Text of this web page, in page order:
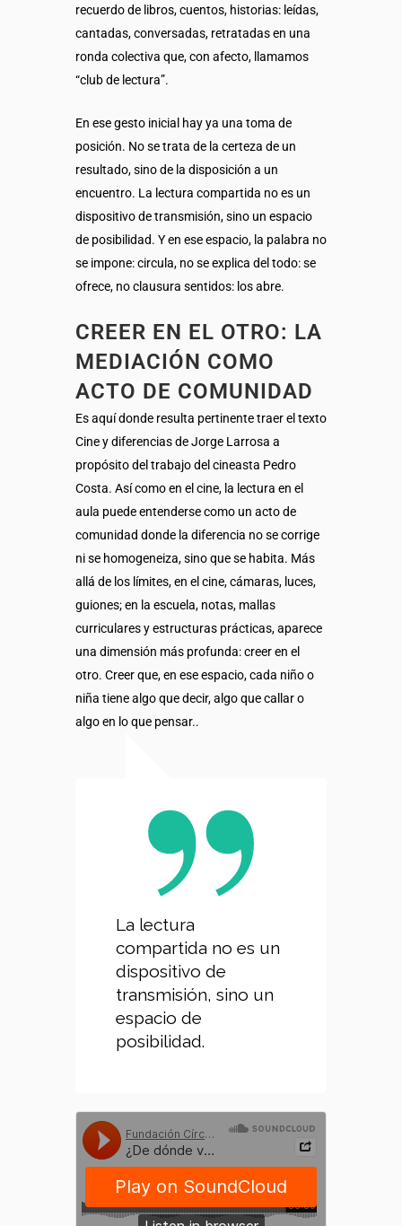
recuerdo de libros, cuentos, historias: leídas,
cantadas, conversadas, retratadas en una
ronda colectiva que, con afecto, llamamos
“club de lectura”.
En ese gesto inicial hay ya una toma de
posición. No se trata de la certeza de un
resultado, sino de la disposición a un
encuentro. La lectura compartida no es un
dispositivo de transmisión, sino un espacio
de posibilidad. Y en ese espacio, la palabra no
se impone: circula, no se explica del todo: se
ofrece, no clausura sentidos: los abre.
CREER EN EL OTRO: LA
MEDIACIÓN COMO
ACTO DE COMUNIDAD
Es aquí donde resulta pertinente traer el texto
Cine y diferencias de Jorge Larrosa a
propósito del trabajo del cineasta Pedro
Costa. Así como en el cine, la lectura en el
aula puede entenderse como un acto de
comunidad donde la diferencia no se corrige
ni se homogeneiza, sino que se habita. Más
allá de los límites, en el cine, cámaras, luces,
guiones; en la escuela, notas, mallas
curriculares y estructuras prácticas, aparece
una dimensión más profunda: creer en el
otro. Creer que, en ese espacio, cada niño o
niña tiene algo que decir, algo que callar o
algo en lo que pensar..
La lectura
compartida no es un
dispositivo de
transmisión, sino un
espacio de
posibilidad.